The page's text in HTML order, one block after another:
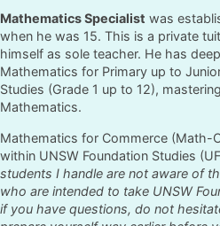
Mathematics Specialist was
when he was 15. This is a private
himself as sole teacher. He has
Mathematics for Primary up to
Studies (Grade 1 up to 12),
Mathematics.
Mathematics for Commerce (Math-
within UNSW Foundation Studies
students I handle are not aware of
who are intended to take UNSW
if you have questions, do not